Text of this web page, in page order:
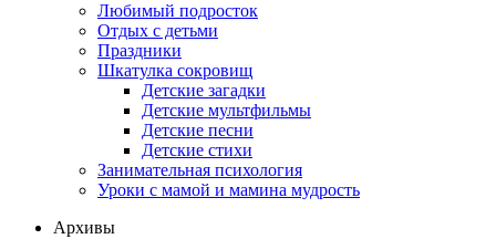
Любимый подросток
Отдых с детьми
Праздники
Шкатулка сокровищ
Детские загадки
Детские мультфильмы
Детские песни
Детские стихи
Занимательная психология
Уроки с мамой и мамина мудрость
Архивы